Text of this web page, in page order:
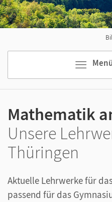
Mathematik
Unsere
Thüringen
Aktuelle Lehrwerke für
passend für das